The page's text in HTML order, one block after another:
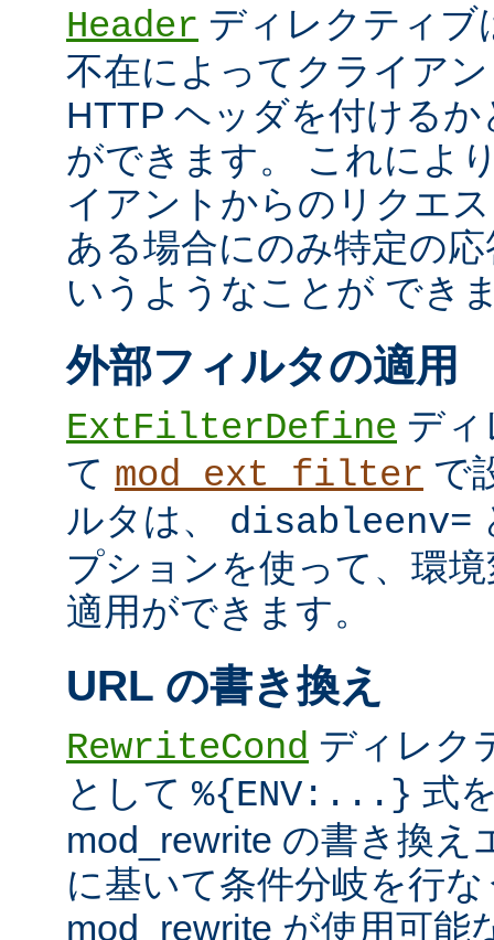
Header ディレクティブ
不在によってクライア
HTTP ヘッダを付ける
ができます。 これによ
イアントからのリクエ
ある場合にのみ特定の
いうようなことが でき
外部フィルタの適用
ExtFilterDefine デ
て mod_ext_filter で
ルタは、 disableenv=
プションを使って、環
適用ができます。
URL の書き換え
RewriteCond ディレク
として %{ENV:...} 式
mod_rewrite の書き換え
に基いて条件分岐を行
mod_rewrite が使用可能